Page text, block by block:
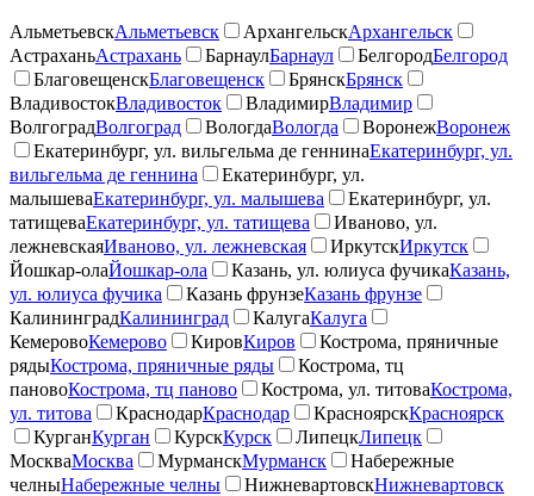
АльметьевскАльметьевск АрхангельскАрхангельск
АстраханьАстрахань БарнаулБарнаул БелгородБелгород
БлаговещенскБлаговещенск БрянскБрянск
ВладивостокВладивосток ВладимирВладимир
ВолгоградВолгоград ВологдаВологда ВоронежВоронеж
Екатеринбург, ул. вильгельма де геннинаЕкатеринбург, ул.
вильгельма де геннина
Екатеринбург, ул.
малышеваЕкатеринбург, ул. малышева
Екатеринбург, ул.
татищеваЕкатеринбург, ул. татищева
Иваново, ул.
лежневскаяИваново, ул. лежневская ИркутскИркутск
Йошкар-олаЙошкар-ола Казань, ул. юлиуса фучикаКазань,
ул. юлиуса фучика
Казань фрунзеКазань фрунзе
КалининградКалининград КалугаКалуга
КемеровоКемерово КировКиров
Кострома, пряничные
рядыКострома, пряничные ряды
Кострома, тц
пановоКострома, тц паново Кострома, ул. титоваКострома,
ул. титова
КраснодарКраснодар КрасноярскКрасноярск
КурганКурган КурскКурск ЛипецкЛипецк
МоскваМосква МурманскМурманск
Набережные
челныНабережные челны НижневартовскНижневартовск